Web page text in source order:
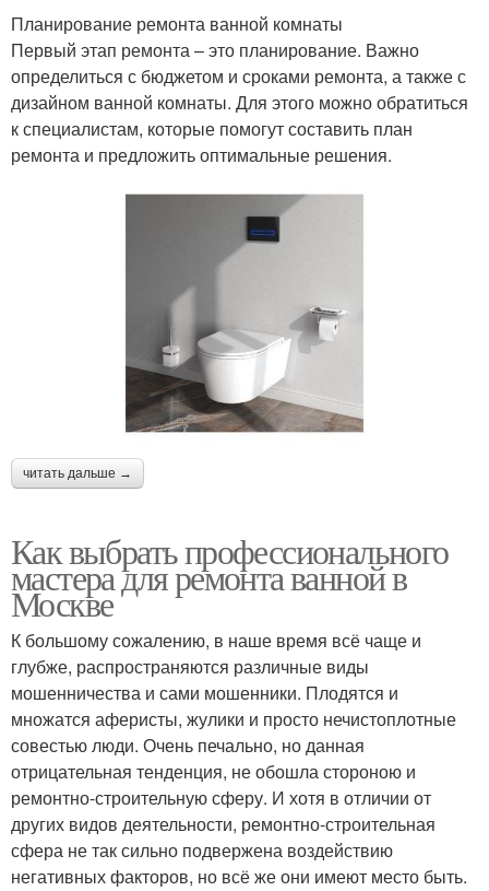
Планирование ремонта ванной комнаты
Первый этап ремонта – это планирование. Важно
определиться с бюджетом и сроками ремонта, а также с
дизайном ванной комнаты. Для этого можно обратиться
к специалистам, которые помогут составить план
ремонта и предложить оптимальные решения.
читать дальше →
Как выбрать профессионального
мастера для ремонта ванной в
Москве
К большому сожалению, в наше время всё чаще и
глубже, распространяются различные виды
мошенничества и сами мошенники. Плодятся и
множатся аферисты, жулики и просто нечистоплотные
совестью люди. Очень печально, но данная
отрицательная тенденция, не обошла стороною и
ремонтно-строительную сферу. И хотя в отличии от
других видов деятельности, ремонтно-строительная
сфера не так сильно подвержена воздействию
негативных факторов, но всё же они имеют место быть.